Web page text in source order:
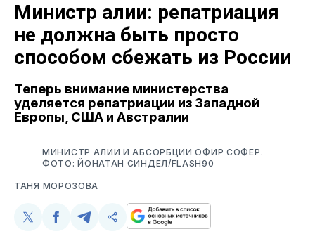
Министр алии: репатриация
не должна быть просто
способом сбежать из России
Теперь внимание министерства
уделяется репатриации из Западной
Европы, США и Австралии
МИНИСТР АЛИИ И АБСОРБЦИИ ОФИР СОФЕР.
ФОТО: ЙОНАТАН СИНДЕЛ/FLASH90
ТАНЯ МОРОЗОВА
Поделиться
Поделиться
Поделиться
Скопируйте